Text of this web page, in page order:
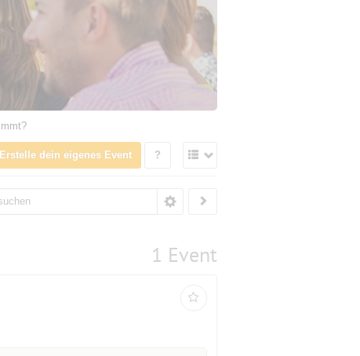
Erstelle dein eigenes Event ?
1 Event